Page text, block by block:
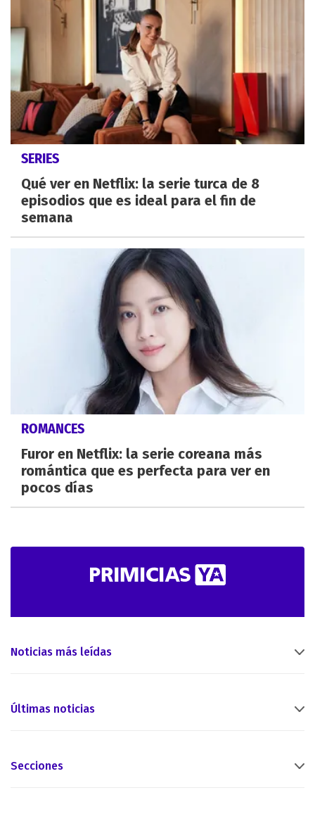
SERIES
Qué ver en Netflix: la serie turca de 8
episodios que es ideal para el fin de
semana
ROMANCES
Furor en Netflix: la serie coreana más
romántica que es perfecta para ver en
pocos días
Noticias más leídas
Últimas noticias
Secciones